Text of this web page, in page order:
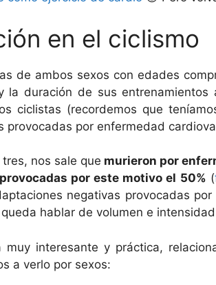
en el ciclismo
de ambos sexos con edades
la duración de sus entrenamientos
ciclistas (recordemos que
por enfermedad
nos sale que murieron por
por este motivo el 50% (
negativas provocadas
hablar de volumen e
interesante y práctica,
a verlo por sexos: